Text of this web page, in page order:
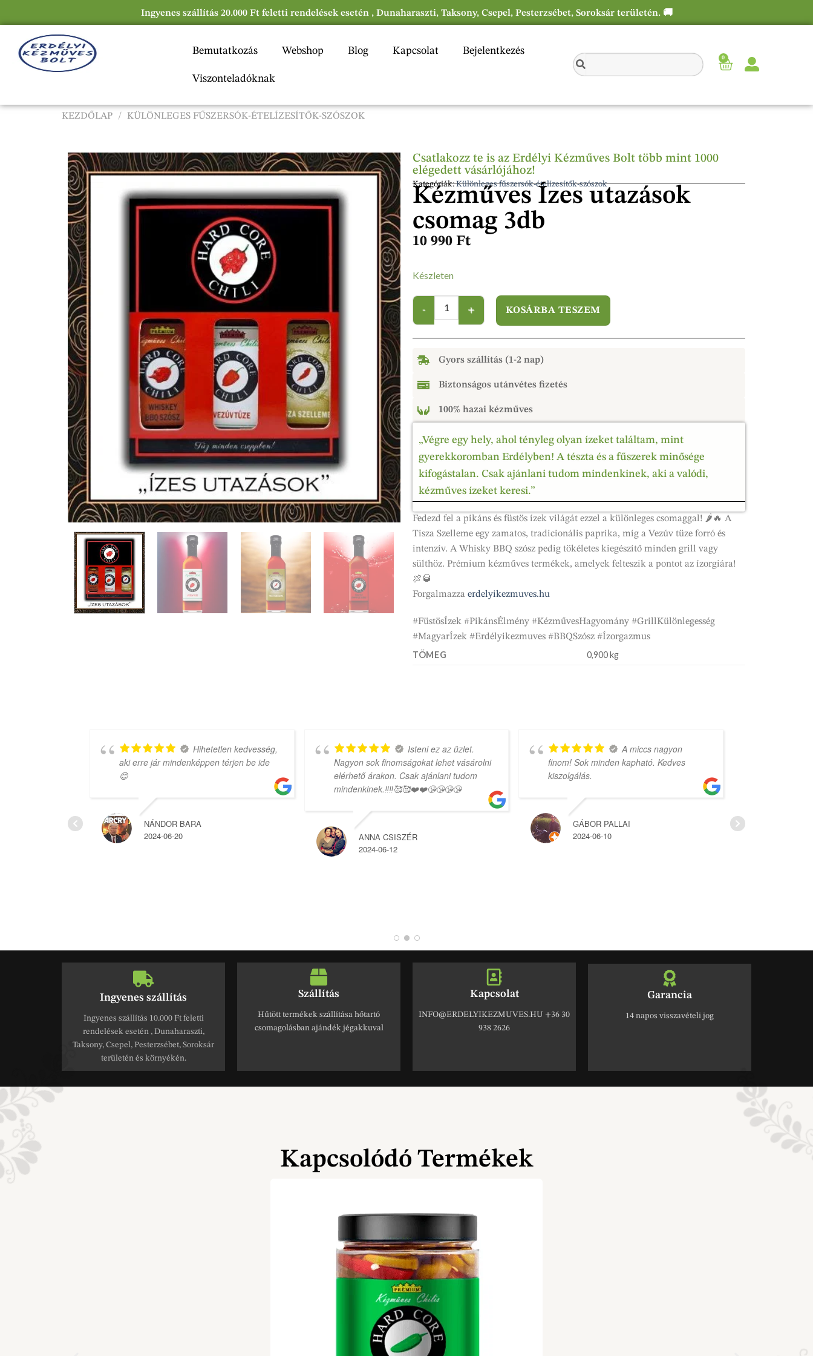
Ingyenes szállítás 20.000 Ft feletti rendelések esetén , Dunaharaszti, Taksony, Csepel, Pesterzsébet, Soroksár területén. 🚚
Bemutatkozás Webshop Blog Kapcsolat Bejelentkezés
Viszonteladóknak
0
KEZDŐLAP / KÜLÖNLEGES FŰSZERSÓK-ÉTELÍZESÍTŐK-SZÓSZOK
Csatlakozz te is az Erdélyi Kézműves Bolt több mint 1000
elégedett vásárlójához!
Kategóriák:Különleges fűszersók-ételízesítők-szószok
Kézműves Ízes utazások
csomag 3db
10 990 Ft
Készleten
KOSÁRBA TESZEM
Gyors szállítás (1-2 nap)
Biztonságos utánvétes fizetés
100% hazai kézműves
„Végre egy hely, ahol tényleg olyan ízeket találtam, mint
gyerekkoromban Erdélyben! A tészta és a fűszerek minősége
kifogástalan. Csak ajánlani tudom mindenkinek, aki a valódi,
kézműves ízeket keresi.”
Fedezd fel a pikáns és füstös ízek világát ezzel a különleges csomaggal! 🌶️🔥 A
Tisza Szelleme egy zamatos, tradicionális paprika, míg a Vezúv tüze forró és
intenzív. A Whisky BBQ szósz pedig tökéletes kiegészítő minden grill vagy
sülthöz. Prémium kézműves termékek, amelyek felteszik a pontot az ízorgiára!
🍖🥃
Forgalmazza erdelyikezmuves.hu
#FüstösÍzek #PikánsÉlmény #KézművesHagyomány #GrillKülönlegesség
#MagyarÍzek #Erdélyikezmuves #BBQSzósz #Ízorgazmus
TÖMEG 0,900 kg
Hihetetlen kedvesség,
aki erre jár mindenképpen térjen be ide
😊
NÁNDOR BARA
2024-06-20
Isteni ez az üzlet.
Nagyon sok finomságokat lehet vásárolni
elérhető árakon. Csak ajánlani tudom
mindenkinek.‼️‼️🥰🥰❤️❤️😘😘😘😘
ANNA CSISZÉR
2024-06-12
A miccs nagyon
finom! Sok minden kapható. Kedves
kiszolgálás.
GÁBOR PALLAI
2024-06-10
Ingyenes szállítás
Ingyenes szállítás 10.000 Ft feletti
rendelések esetén , Dunaharaszti,
Taksony, Csepel, Pesterzsébet, Soroksár
területén és környékén.
Szállítás
Hűtött termékek szállítása hőtartó
csomagolásban ajándék jégakkuval
Kapcsolat
INFO@ERDELYIKEZMUVES.HU +36 30
938 2626
Garancia
14 napos visszavételi jog
Kapcsolódó Termékek